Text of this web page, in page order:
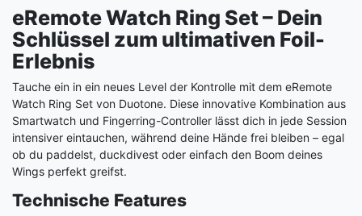
eRemote Watch Ring Set – Dein
Schlüssel zum ultimativen Foil-
Erlebnis
Tauche ein in ein neues Level der Kontrolle mit dem eRemote
Watch Ring Set von Duotone. Diese innovative Kombination aus
Smartwatch und Fingerring-Controller lässt dich in jede Session
intensiver eintauchen, während deine Hände frei bleiben – egal
ob du paddelst, duckdivest oder einfach den Boom deines
Wings perfekt greifst.
Technische Features